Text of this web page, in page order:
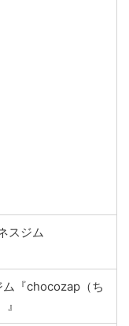
スジム
ム『chocozap（ち